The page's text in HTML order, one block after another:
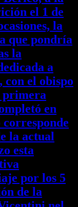
el 1 de
la
que pondría
la
a
con el obispo
primera
en
corresponde
la actual
esta
por los 5
de la